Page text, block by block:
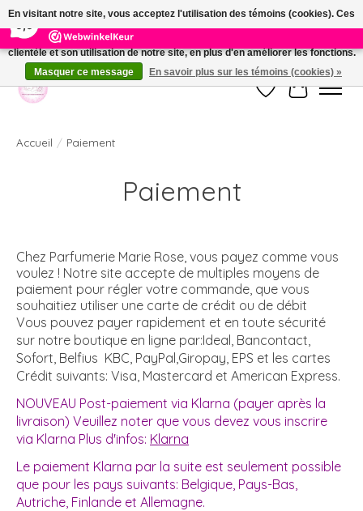
391 Reviews ×
Welkom bij de nieuwe webshop van Parfumerie Marie Rose
Liste dePanier
Accueil / Paiement
Paiement
Chez Parfumerie Marie Rose, vous payez comme vous
voulez ! Notre site accepte de multiples moyens de
paiement pour régler votre commande, que vous
souhaitiez utiliser une carte de crédit ou de débit
Vous pouvez payer rapidement et en toute sécurité
sur notre boutique en ligne par:Ideal, Bancontact,
Sofort, Belfius KBC, PayPal,Giropay, EPS et les cartes
Crédit suivants: Visa, Mastercard et American Express.
NOUVEAU Post-paiement via Klarna (payer après la
livraison) Veuillez noter que vous devez vous inscrire
via Klarna Plus d'infos: Klarna
Le paiement Klarna par la suite est seulement possible
que pour les pays suivants: Belgique, Pays-Bas,
Autriche, Finlande et Allemagne.
En visitant notre site, vous acceptez l'utilisation des témoins (cookies). Ces
derniers nous permettent de mieux comprendre la provenance de notre
clientèle et son utilisation de notre site, en plus d'en améliorer les fonctions.
Masquer ce message
En savoir plus sur les témoins (cookies) »